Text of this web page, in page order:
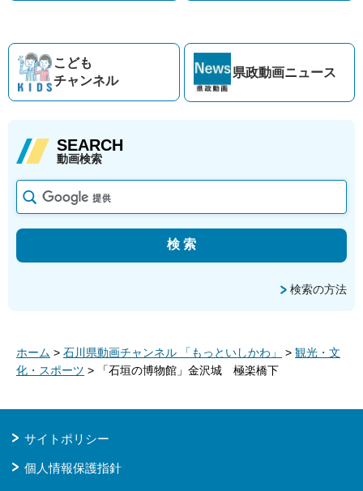
こども
チャンネル
県政動画ニュース
SEARCH
動画検索
検索の方法
ホーム > 石川県動画チャンネル 「もっといしかわ」 > 観光・文
化・スポーツ > 「石垣の博物館」金沢城 極楽橋下
サイトポリシー
個人情報保護指針